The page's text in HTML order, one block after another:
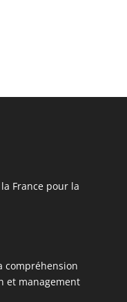
France pour la
compréhension
et management